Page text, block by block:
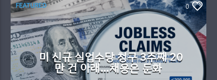
FEATURED 0
미 신규 실업수당 청구 3주째 20
만 건 아래…채용은 둔화